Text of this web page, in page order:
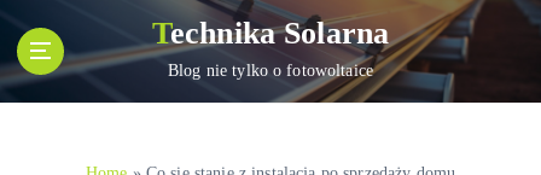
i
Technika Solarna
Blog nie tylko o fotowoltaice